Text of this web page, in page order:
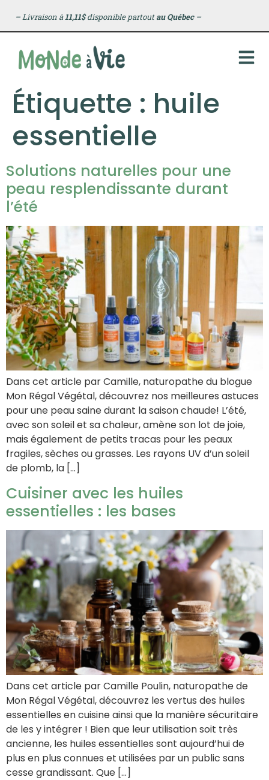
principal
–Livraison à11,11$disponible partoutau Québec –
Étiquette : huile
essentielle
Solutions naturelles pour une
peau resplendissante durant
l’été
Dans cet article par Camille, naturopathe du blogue
Mon Régal Végétal, découvrez nos meilleures astuces
pour une peau saine durant la saison chaude! L’été,
avec son soleil et sa chaleur, amène son lot de joie,
mais également de petits tracas pour les peaux
fragiles, sèches ou grasses. Les rayons UV d’un soleil
de plomb, la […]
Cuisiner avec les huiles
essentielles : les bases
Dans cet article par Camille Poulin, naturopathe de
Mon Régal Végétal, découvrez les vertus des huiles
essentielles en cuisine ainsi que la manière sécuritaire
de les y intégrer ! Bien que leur utilisation soit très
ancienne, les huiles essentielles sont aujourd’hui de
plus en plus connues et utilisées par un public sans
cesse grandissant. Que […]